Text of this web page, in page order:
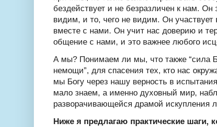
бездействует и не безразличен к нам.
видим, и то, чего не видим. Он
вместе с нами. Он учит нас доверию и
общение с нами, и это важнее любого
А мы? Понимаем ли мы, что также “сила
немощи”, для спасения тех, кто нас
мы Богу через нашу верность в
мало знаем, а именно духовный мир,
разворачивающейся драмой искупления
Ниже я предлагаю практические шаги,